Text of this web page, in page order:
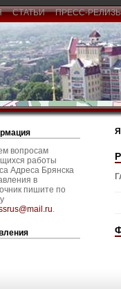
СТАТЬИ ПРЕСС-
вопросам
работы
Адреса Брянска
в
пишите по
.